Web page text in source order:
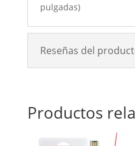
pulgadas)
Reseñas del
Productos